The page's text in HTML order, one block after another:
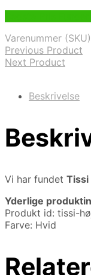
Varenummer
Previous Product
Next Product
Beskrivelse
Vi har fundet Tissi
Yderlige
Produkt id: tissi-
Farve: Hvid